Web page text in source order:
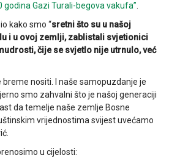
Gazi Turali-begova vakufa”.
kako smo “sretni što su u našoj
i u ovoj zemlji, zablistali svjetionici
čije se svjetlo nije utrnulo, već
breme nositi. I naše samopuzdanje je
smo zahvalni što je našoj generaciji
da temelje naše zemlje Bosne
vrijednostima svijest uvećamo
u cijelosti: